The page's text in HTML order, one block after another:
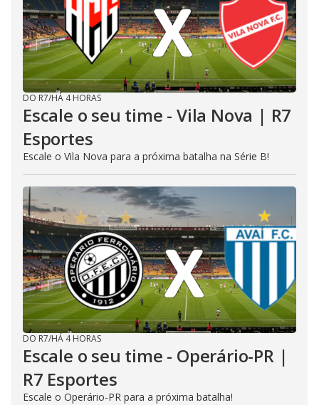
DO R7/HÁ 4 HORAS
Escale o seu time - Vila Nova | R7
Esportes
Escale o Vila Nova para a próxima batalha na Série B!
DO R7/HÁ 4 HORAS
Escale o seu time - Operário-PR |
R7 Esportes
Escale o Operário-PR para a próxima batalha!